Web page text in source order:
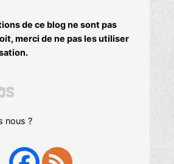
de ce blog ne sont pas
merci de ne pas les utiliser
nous ?